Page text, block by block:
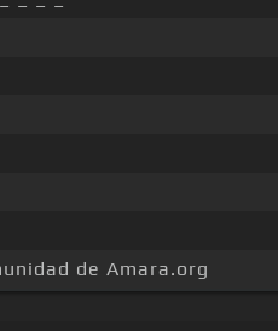
de Amara.org